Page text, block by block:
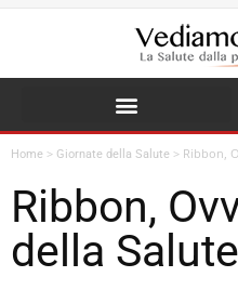
Home > Giornate della Salute > Ribbon,
Ribbon,
della Salute